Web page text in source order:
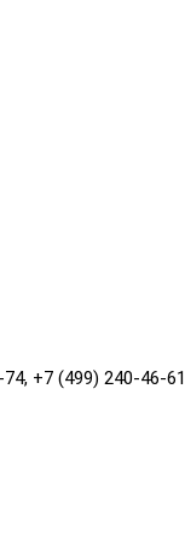
+7 (499) 240-46-61